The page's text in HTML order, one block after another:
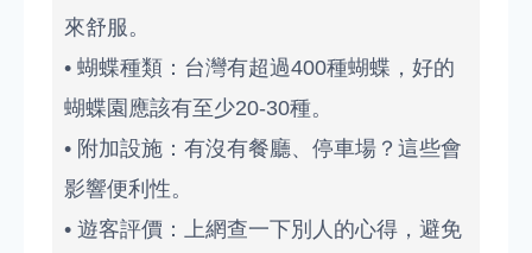
來舒服。
• 蝴蝶種類：台灣有超過400種蝴蝶，好的
蝴蝶園應該有至少20-30種。
• 附加設施：有沒有餐廳、停車場？這些會
影響便利性。
• 遊客評價：上網查一下別人的心得，避免